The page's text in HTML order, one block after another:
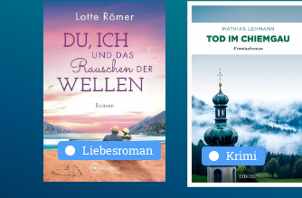
Liebesroman Krimi